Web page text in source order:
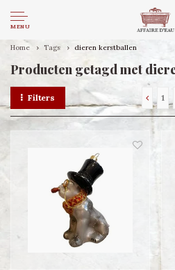
MENU
Home Tags dieren kerstballen
Producten getagd met
Filters 1